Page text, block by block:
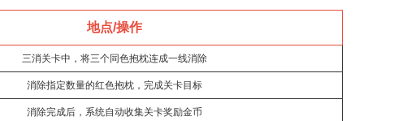
地点/操作
三消关卡中，将三个同色抱枕连成一线消除
消除指定数量的红色抱枕，完成关卡目标
消除完成后，系统自动收集关卡奖励金币